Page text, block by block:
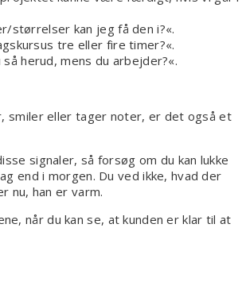
størrelser kan jeg få den i?«.
tre eller fire timer?«.
så herud, mens du arbejder?«.
smiler eller tager noter, er det også et
signaler, så forsøg om du kan lukke
end i morgen. Du ved ikke, hvad der
nu, han er varm.
når du kan se, at kunden er klar til at